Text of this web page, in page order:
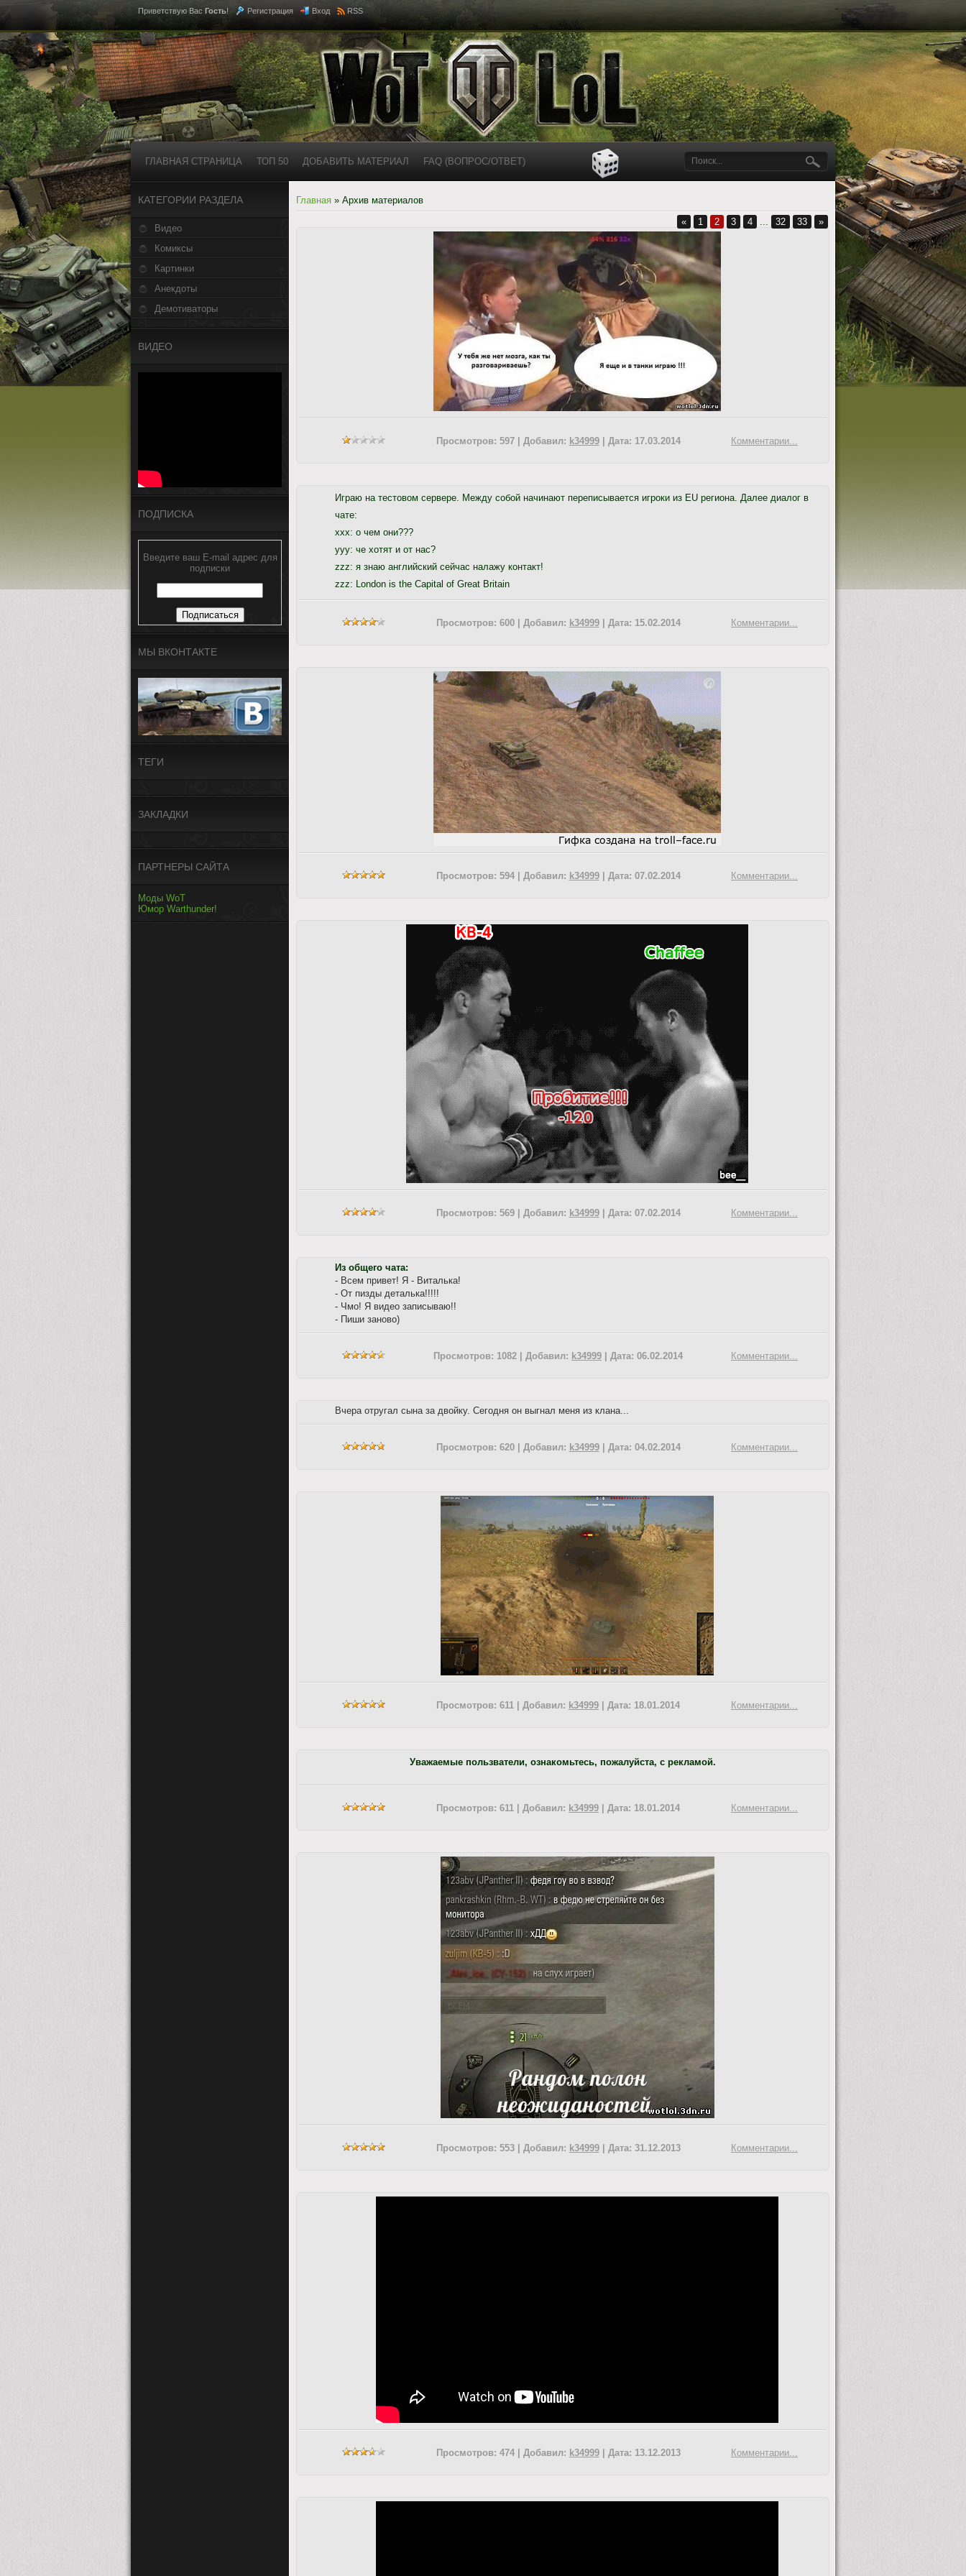
Приветствую Вас Гость! Регистрация Вход RSS
ГЛАВНАЯ СТРАНИЦА ТОП 50 ДОБАВИТЬ МАТЕРИАЛ FAQ (ВОПРОС/ОТВЕТ)
КАТЕГОРИИ РАЗДЕЛА
Видео
Комиксы
Картинки
Анекдоты
Демотиваторы
ВИДЕО
ПОДПИСКА
Введите ваш E-mail адрес для
подписки
МЫ ВКОНТАКТЕ
ТЕГИ
ЗАКЛАДКИ
ПАРТНЕРЫ САЙТА
Моды WoT
Юмор Warthunder!
Главная » Архив материалов
«
1 2 3 4 ... 32 33 »
Комментарии...
Просмотров: 597 | Добавил: k34999| Дата: 17.03.2014
Играю на тестовом сервере. Между собой начинают переписывается игроки из EU региона. Далее диалог в
чате:
ххх: о чем они???
ууу: че хотят и от нас?
zzz: я знаю английский сейчас налажу контакт!
zzz: London is the Capital of Great Britain
Комментарии...
Просмотров: 600 | Добавил: k34999| Дата: 15.02.2014
Комментарии...
Просмотров: 594 | Добавил: k34999| Дата: 07.02.2014
Комментарии...
Просмотров: 569 | Добавил: k34999| Дата: 07.02.2014
Из общего чата:
- Всем привет! Я - Виталька!
- От пизды деталька!!!!!
- Чмо! Я видео записываю!!
- Пиши заново)
Комментарии...
Просмотров: 1082 | Добавил: k34999 | Дата: 06.02.2014
Вчера отругал сына за двойку. Сегодня он выгнал меня из клана...
Комментарии...
Просмотров: 620 | Добавил: k34999| Дата: 04.02.2014
Комментарии...
Просмотров: 611 | Добавил: k34999 | Дата: 18.01.2014
Уважаемые пользватели, ознакомьтесь, пожалуйста, с рекламой.
Комментарии...
Просмотров: 611 | Добавил: k34999 | Дата: 18.01.2014
Комментарии...
Просмотров: 553 | Добавил: k34999| Дата: 31.12.2013
Комментарии...
Просмотров: 474 | Добавил: k34999| Дата: 13.12.2013